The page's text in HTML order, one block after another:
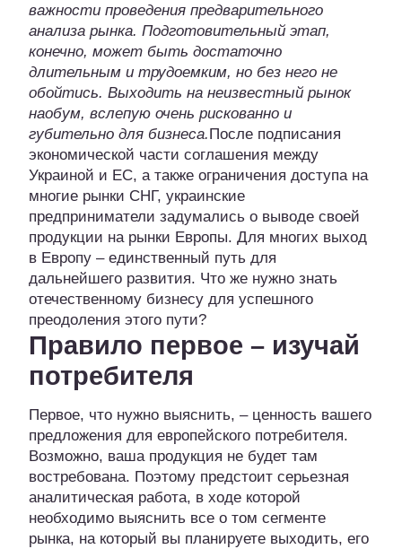
важности проведения предварительного
анализа рынка. Подготовительный этап,
конечно, может быть достаточно
длительным и трудоемким, но без него не
обойтись. Выходить на неизвестный рынок
наобум, вслепую очень рискованно и
губительно для бизнеса.После подписания
экономической части соглашения между
Украиной и ЕС, а также ограничения доступа на
многие рынки СНГ, украинские
предприниматели задумались о выводе своей
продукции на рынки Европы. Для многих выход
в Европу – единственный путь для
дальнейшего развития. Что же нужно знать
отечественному бизнесу для успешного
преодоления этого пути?
Правило первое – изучай
потребителя
Первое, что нужно выяснить, – ценность вашего
предложения для европейского потребителя.
Возможно, ваша продукция не будет там
востребована. Поэтому предстоит серьезная
аналитическая работа, в ходе которой
необходимо выяснить все о том сегменте
рынка, на который вы планируете выходить, его